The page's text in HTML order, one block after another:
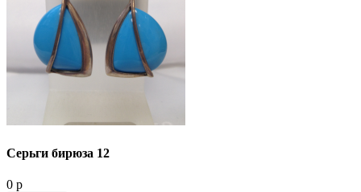
Серьги бирюза 12
0 р